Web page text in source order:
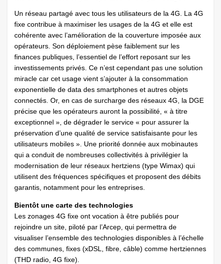
Un réseau partagé avec tous les utilisateurs de la 4G. La 4G
fixe contribue à maximiser les usages de la 4G et elle est
cohérente avec l’amélioration de la couverture imposée aux
opérateurs. Son déploiement pèse faiblement sur les
finances publiques, l’essentiel de l’effort reposant sur les
investissements privés. Ce n’est cependant pas une solution
miracle car cet usage vient s’ajouter à la consommation
exponentielle de data des smartphones et autres objets
connectés. Or, en cas de surcharge des réseaux 4G, la DGE
précise que les opérateurs auront la possibilité, « à titre
exceptionnel », de dégrader le service « pour assurer la
préservation d’une qualité de service satisfaisante pour les
utilisateurs mobiles ». Une priorité donnée aux mobinautes
qui a conduit de nombreuses collectivités à privilégier la
modernisation de leur réseaux hertziens (type Wimax) qui
utilisent des fréquences spécifiques et proposent des débits
garantis, notamment pour les entreprises.
Bientôt une carte des technologies
Les zonages 4G fixe ont vocation à être publiés pour
rejoindre un site, piloté par l’Arcep, qui permettra de
visualiser l’ensemble des technologies disponibles à l’échelle
des communes, fixes (xDSL, fibre, câble) comme hertziennes
(THD radio, 4G fixe).